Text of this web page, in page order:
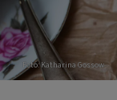
Foto: Katharina Gossow